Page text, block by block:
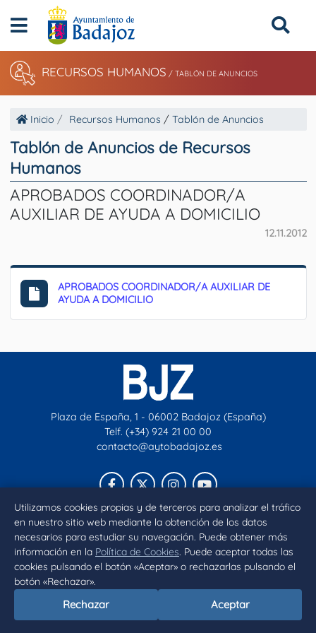
Utilizamos cookies propias y de terceros para analizar el tráfico
en nuestro sitio web mediante la obtención de los datos
necesarios para estudiar su navegación. Puede obtener más
información en la Política de Cookies. Puede aceptar todas las
cookies pulsando el botón «Aceptar» o rechazarlas pulsando el
botón «Rechazar».
Rechazar Aceptar
RECURSOS HUMANOS / TABLÓN DE ANUNCIOS
Inicio Recursos Humanos / Tablón de Anuncios
Tablón de Anuncios de Recursos
Humanos
APROBADOS COORDINADOR/A
AUXILIAR DE AYUDA A DOMICILIO
12.11.2012
APROBADOS COORDINADOR/A AUXILIAR DE
AYUDA A DOMICILIO
Plaza de España, 1 - 06002 Badajoz (España)
Telf. (+34) 924 21 00 00
contacto@aytobadajoz.es
Facebook
X Instagram
YouTube
Inicio Aviso legal Privacidad Política de Cookies
Declaración de accesibilidad